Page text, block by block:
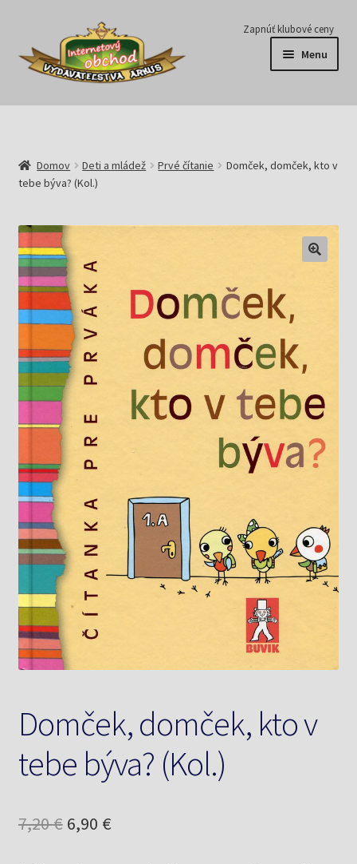
Preskočiť
navigáciu
Preskočiť
obsah
Zapnúť klubové ceny
Menu
Série
E-knihy
Predplatné
Pripravujeme
Knižný klub
Kontakt
Domov Deti a mládež Prvé čítanie
Domček, domček, kto v
tebe býva? (Kol.)
Domček, domček, kto v
tebe býva? (Kol.)
7,20€ Pôvodná
6,90 €Aktuálna